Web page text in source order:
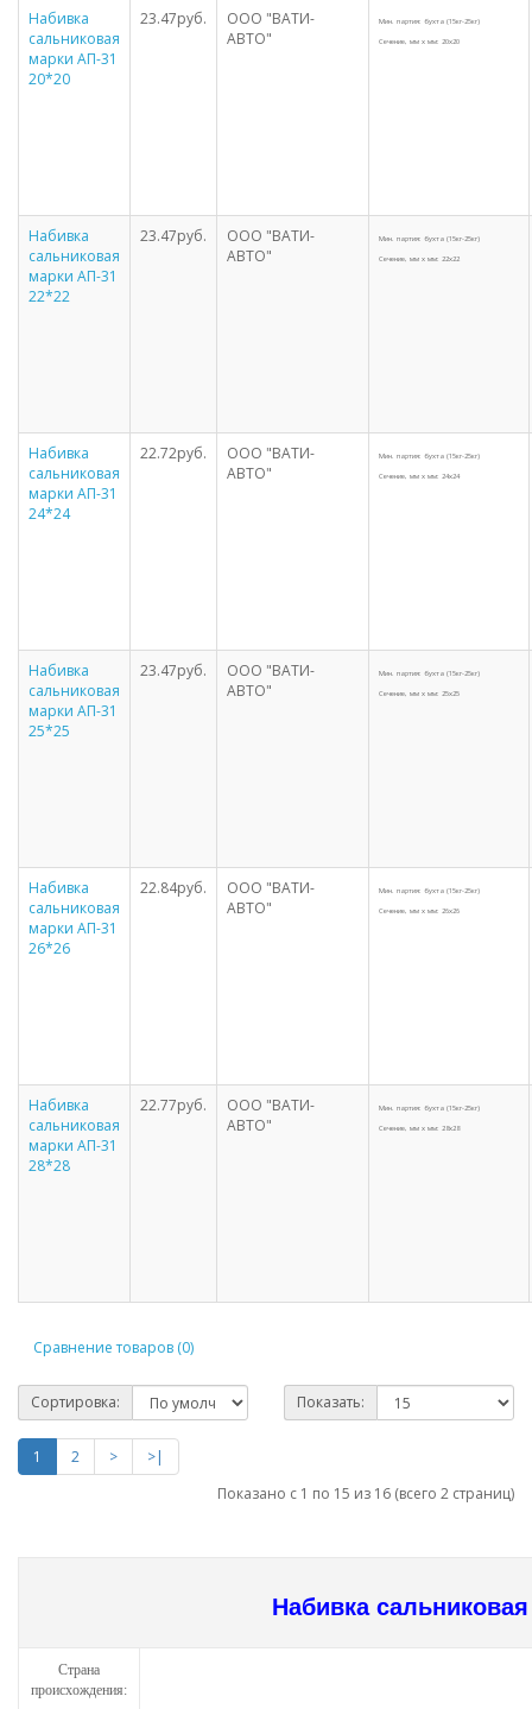
Набивка
сальниковая
марки АП-31
20*20
23.47руб.
ООО "ВАТИ-
АВТО"
Мин. партия: бухта (15кг-25кг)
Сечение, мм х мм: 20х20
Набивка
сальниковая
марки АП-31
22*22
23.47руб.
ООО "ВАТИ-
АВТО"
Мин. партия: бухта (15кг-25кг)
Сечение, мм х мм: 22х22
Набивка
сальниковая
марки АП-31
24*24
22.72руб.
ООО "ВАТИ-
АВТО"
Мин. партия: бухта (15кг-25кг)
Сечение, мм х мм: 24х24
Набивка
сальниковая
марки АП-31
25*25
23.47руб.
ООО "ВАТИ-
АВТО"
Мин. партия: бухта (15кг-25кг)
Сечение, мм х мм: 25х25
Набивка
сальниковая
марки АП-31
26*26
22.84руб.
ООО "ВАТИ-
АВТО"
Мин. партия: бухта (15кг-25кг)
Сечение, мм х мм: 26х26
Набивка
сальниковая
марки АП-31
28*28
22.77руб.
ООО "ВАТИ-
АВТО"
Мин. партия: бухта (15кг-25кг)
Сечение, мм х мм: 28х28
Сравнение товаров (0)
Сортировка: Показать:
1 2 >
>|
Показано с 1 по 15 из 16 (всего 2 страниц)
Набивка
Страна
происхождения: